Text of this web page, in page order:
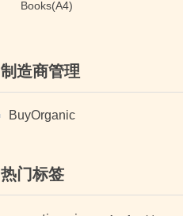
Books(A4)
制造商管理
BuyOrganic
热门标签